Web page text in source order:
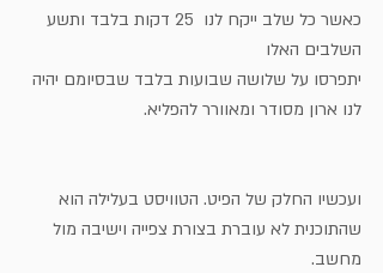
כאשר כל שלב ייקח לנו  25 דקות בלבד ותשע
השלבים האלו
יתפרסו על שלושה שבועות בלבד שבסיומם יהיה
לנו ארון מסודר ומאוורר להפליא.
ועכשיו החלק של הפיט. הטוויסט בעלילה הוא
שהתוכנית לא עוברת בצורת צפייה וישיבה מול
מחשב.